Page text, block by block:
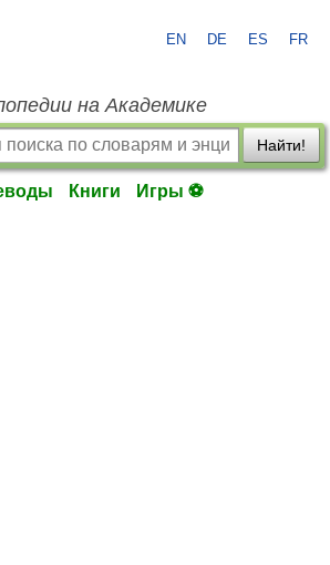
EN DE ES FR
на Академике
Найти!
Книги Игры ⚽